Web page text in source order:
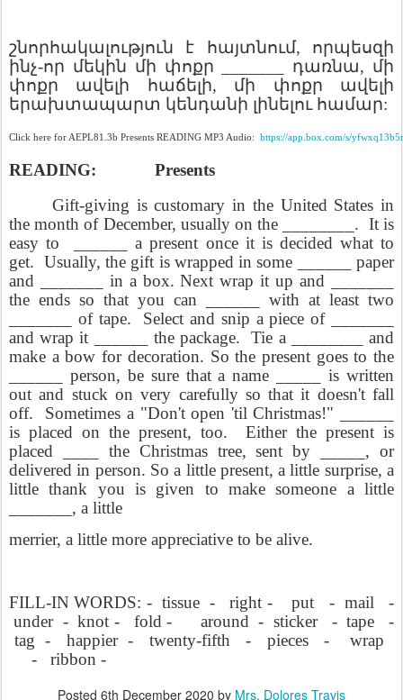
շնորհակալություն է հայտնում, որպեսզի
ինչ-որ մեկին մի փոքր դառնա, մի
փոքր
ավելի հաճելի, մի փոքր
ավելի
երախտապարտ կենդանի լինելու համար:
Click here for AEPL81.3b Presents READING MP3 Audio: https://app.box.com/s/
READING:
Presents
Gift‑giving is customary in the United States in
the month of December, usually on the ________. It is
easy to
______ a present once it is decided what to
get. Usually, the gift is wrapped in some ______ paper
and _______ in a box. Next wrap it up and _______
the ends so that you can ______ with at least two
_______ of tape.
Select and snip a piece of _______
and wrap it ______ the package.
Tie a ________ and
make a bow for decoration. So the present goes to the
______ person, be sure that a name _____ is written
out and stuck on very carefully so that it doesn't fall
off.
Sometimes a "Don't open 'til Christmas!" ______
is placed on the present, too.
Either the present is
placed ____ the Christmas tree, sent by _____, or
delivered in person. So a little present, a little surprise, a
little thank you is given to make someone a little
_______, a little
merrier, a little more appreciative to be alive.
FILL-IN WORDS: - tissue - right - put - mail
-
under - knot - fold - around - sticker - tape
-
tag - happier - twenty‑fifth - pieces -
wrap
-
ribbon -
Posted 6th December 2020 by Mrs. Dolores Travis